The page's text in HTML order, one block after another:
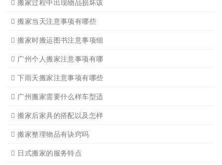
广州搬家怎样选择吉日
怎样选择广州搬家公司靠谱
有关搬家前后的基本常识
搬家过程中出现物品损坏该
搬家当天注意事项有哪些
搬家时搬运图书注意事项细
广州个人搬家注意事项有哪
下雨天搬家注意事项有哪些
广州搬家需要什么样车型适